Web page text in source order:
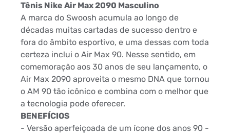
Tênis Nike Air Max 2090 Masculino
A marca do Swoosh acumula ao longo de
décadas muitas cartadas de sucesso dentro e
fora do âmbito esportivo, e uma dessas com toda
certeza inclui o Air Max 90. Nesse sentido, em
comemoração aos 30 anos de seu lançamento, o
Air Max 2090 aproveita o mesmo DNA que tornou
o AM 90 tão icônico e combina com o melhor que
a tecnologia pode oferecer.
BENEFÍCIOS
- Versão aperfeiçoada de um ícone dos anos 90 -